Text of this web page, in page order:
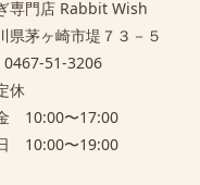
専門店 Rabbit Wish
県茅ヶ崎市堤７３－５
0467-51-3206
休
10:00〜17:00
10:00〜19:00